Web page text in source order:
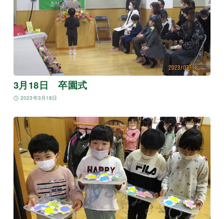
3月18日 卒園式
2023年3月18日